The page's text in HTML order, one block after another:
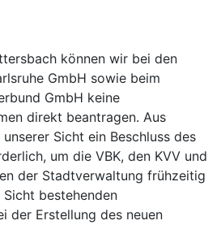
können wir bei den
GmbH sowie beim
GmbH keine
direkt beantragen. Aus
Sicht ein Beschluss des
um die VBK, den KVV und
der Stadtverwaltung frühzeitig
bestehenden
der Erstellung des neuen